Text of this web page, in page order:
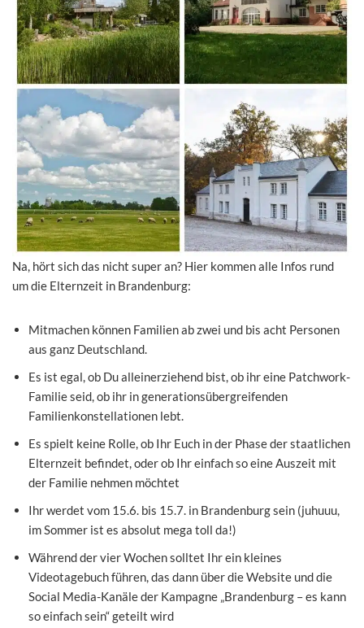
Na, hört sich das nicht super an? Hier kommen alle Infos rund
um die Elternzeit in Brandenburg:
Mitmachen können Familien ab zwei und bis acht Personen
aus ganz Deutschland.
Es ist egal, ob Du alleinerziehend bist, ob ihr eine Patchwork-
Familie seid, ob ihr in generationsübergreifenden
Familienkonstellationen lebt.
Es spielt keine Rolle, ob Ihr Euch in der Phase der staatlichen
Elternzeit befindet, oder ob Ihr einfach so eine Auszeit mit
der Familie nehmen möchtet
Ihr werdet vom 15.6. bis 15.7. in Brandenburg sein (juhuuu,
im Sommer ist es absolut mega toll da!)
Während der vier Wochen solltet Ihr ein kleines
Videotagebuch führen, das dann über die Website und die
Social Media-Kanäle der Kampagne „Brandenburg – es kann
so einfach sein“ geteilt wird